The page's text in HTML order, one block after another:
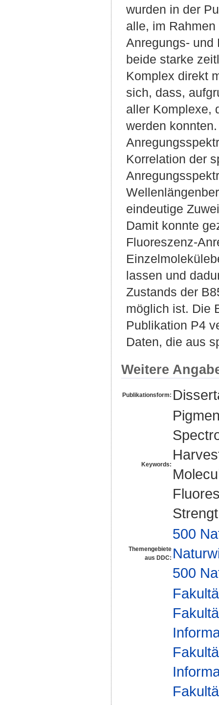
wurden in der
alle, im
Anregungs- und
beide starke
Komplex direkt
sich, dass,
aller Komplexe,
werden
Korrelation der
eindeutige
Damit konnte
Fluoreszenz-
lassen und
Zustands der
möglich ist. Die
Publikation P4
Daten, die aus
Weitere
Publikationsform:
Keywords:
Themengebiete
aus DDC:
500
500